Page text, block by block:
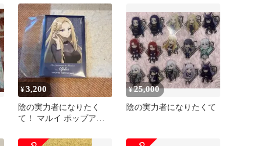
イド
IT8KKDMVDRM8
¥3,200
陰の実力者になりたく
て！ マルイ ポップアッ
バッジ
¥25,000
陰の実力者になりたくて